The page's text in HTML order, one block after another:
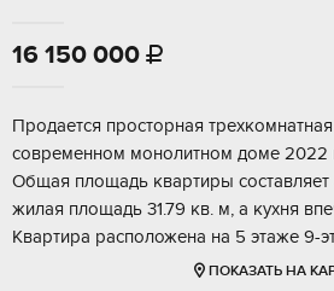
16 150 000 
Продается просторная
современном монолитном доме 2022
Общая площадь квартиры
жилая площадь 31.79 кв. м, а кухня
Квартира расположена на 5 этаже 9-
ПОКАЗАТЬ НА